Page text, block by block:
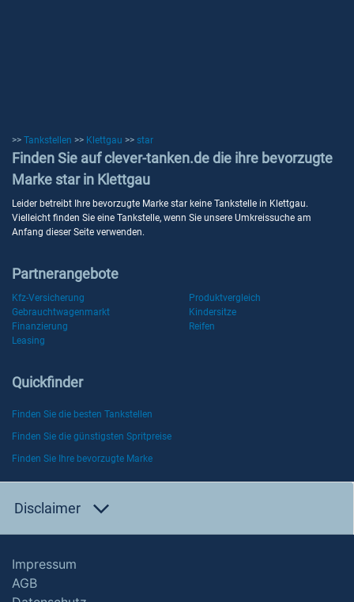
>> Tankstellen >> Klettgau >> star
Finden Sie auf clever-tanken.de die ihre bevorzugte
Marke star in Klettgau
Leider betreibt Ihre bevorzugte Marke star keine Tankstelle in Klettgau.
Vielleicht finden Sie eine Tankstelle, wenn Sie unsere Umkreissuche am
Anfang dieser Seite verwenden.
Partnerangebote
Kfz-Versicherung
Produktvergleich
Gebrauchtwagenmarkt
Kindersitze
Finanzierung
Reifen
Leasing
Quickfinder
Finden Sie die besten Tankstellen
Finden Sie die günstigsten Spritpreise
Finden Sie Ihre bevorzugte Marke
Disclaimer
Impressum
AGB